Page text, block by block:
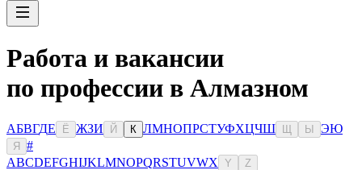
Работа и вакансии
по профессии в Алмазном
АБВГДЕ Ё ЖЗИ Й К ЛМНОПРСТУФХЦЧШ Ы ЭЮ
Я
#
ABCDEFGHIJKLMNOPQRSTUVWX Y Z